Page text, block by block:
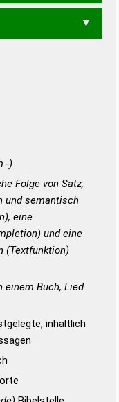
-)
Folge von Satz,
und semantisch
eine
und eine
(Textfunktion)
einem Buch, Lied
inhaltlich